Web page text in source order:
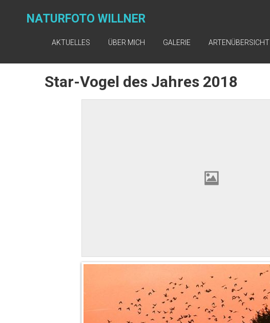
NATURFOTO WILLNER
AKTUELLES ÜBER MICH GALERIE ARTENÜBERSICHT
Star-Vogel des Jahres 2018